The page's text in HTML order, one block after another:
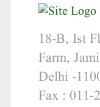
18-B, Ist
Farm,
Delhi -
Fax : 011-